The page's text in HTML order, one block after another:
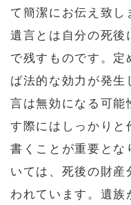
て簡潔にお伝え致し
遺言とは自分の死後
で残すものです。定
ば法的な効力が発生
言は無効になる可能
す際にはしっかりと
書くことが重要とな
いては、死後の財産
われています。遺族